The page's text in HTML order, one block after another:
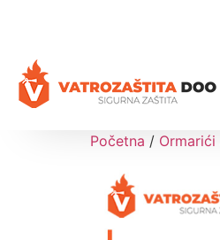
Početna / Ormarići